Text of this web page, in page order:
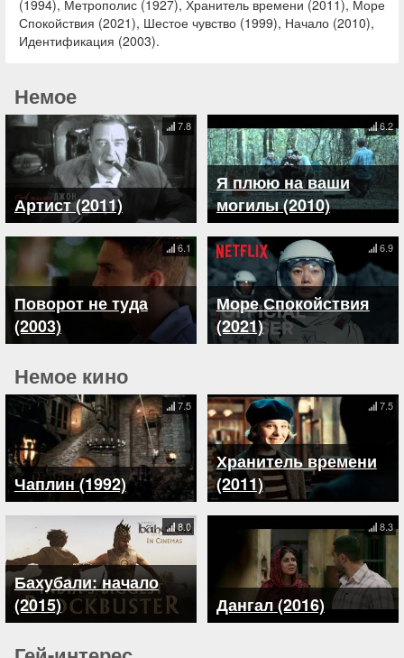
(1994), Метрополис (1927), Хранитель времени (2011), Море
Спокойствия (2021), Шестое чувство (1999), Начало (2010),
Идентификация (2003).
Немое
Артист (2011)
7.8
Я плюю на ваши
могилы (2010)
6.2
Поворот не туда
(2003)
6.1
Море Спокойствия
(2021)
6.9
Немое кино
Чаплин (1992)
7.5
Хранитель времени
(2011)
7.5
Бахубали: начало
(2015)
8.0
Дангал (2016)
8.3